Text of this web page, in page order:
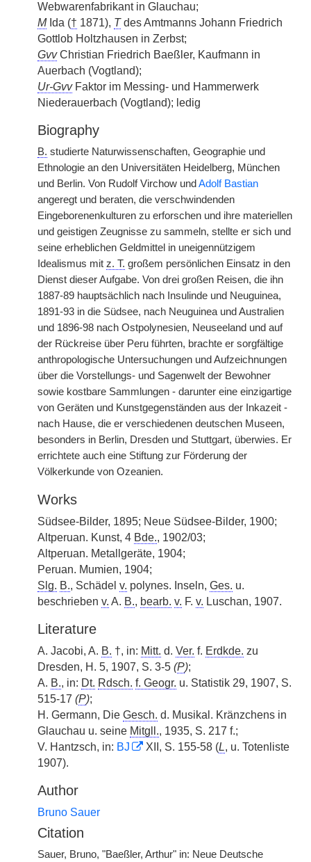
Webwarenfabrikant in Glauchau;
MIda († 1871), Tdes Amtmanns Johann Friedrich
Gottlob Holtzhausen in Zerbst;
GvvChristian Friedrich Baeßler, Kaufmann in
Auerbach (Vogtland);
Ur-GvvFaktor im Messing- und Hammerwerk
Niederauerbach (Vogtland); ledig
Biography
B. studierte Naturwissenschaften, Geographie und
Ethnologie an den Universitäten Heidelberg, München
und Berlin. Von Rudolf Virchow und Adolf Bastian
angeregt und beraten, die verschwindenden
Eingeborenenkulturen zu erforschen und ihre materiellen
und geistigen Zeugnisse zu sammeln, stellte er sich und
seine erheblichen Geldmittel in uneigennützigem
Idealismus mit z. T. großem persönlichen Einsatz in den
Dienst dieser Aufgabe. Von drei großen Reisen, die ihn
1887-89 hauptsächlich nach Insulinde und Neuguinea,
1891-93 in die Südsee, nach Neuguinea und Australien
und 1896-98 nach Ostpolynesien, Neuseeland und auf
der Rückreise über Peru führten, brachte er sorgfältige
anthropologische Untersuchungen und Aufzeichnungen
über die Vorstellungs- und Sagenwelt der Bewohner
sowie kostbare Sammlungen - darunter eine einzigartige
von Geräten und Kunstgegenständen aus der Inkazeit -
nach Hause, die er verschiedenen deutschen Museen,
besonders in Berlin, Dresden und Stuttgart, überwies. Er
errichtete auch eine Stiftung zur Förderung der
Völkerkunde von Ozeanien.
Works
Südsee-Bilder, 1895; Neue Südsee-Bilder, 1900;
Altperuan. Kunst, 4 Bde., 1902/03;
Altperuan. Metallgeräte, 1904;
Peruan. Mumien, 1904;
Slg. B., Schädel v. polynes. Inseln, Ges. u.
beschrieben v. A. B., bearb. v. F. v. Luschan, 1907.
Literature
A. Jacobi, A. B. †, in: Mitt. d. Ver. f. Erdkde. zu
Dresden, H. 5, 1907, S. 3-5 (P);
A. B., in: Dt. Rdsch. f. Geogr. u. Statistik 29, 1907, S.
515-17 (P);
H. Germann, Die Gesch. d. Musikal. Kränzchens in
Glauchau u. seine Mitgll., 1935, S. 217 f.;
V. Hantzsch, in: BJ XII, S. 155-58 (L, u. Totenliste
1907).
Author
Bruno Sauer
Citation
Sauer, Bruno, "Baeßler, Arthur" in: Neue Deutsche